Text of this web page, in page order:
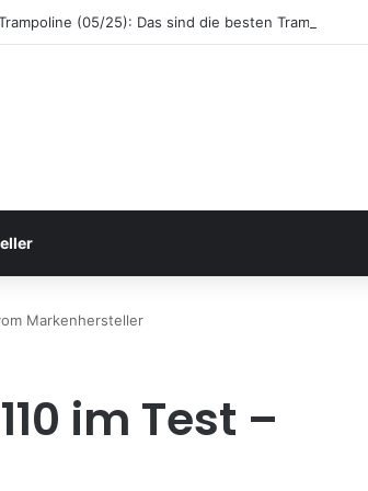
(05/25): Das sind die besten Trampoline
Markenhersteller
im Test –